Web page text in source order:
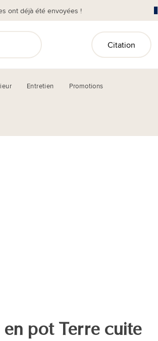
ont déjà été envoyées !
Citation
Entretien Promotions
pot Terre cuite